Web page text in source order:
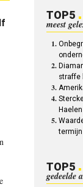
TOP5
meest
straffe
Haelen
termijn
TOP5
gedeelde